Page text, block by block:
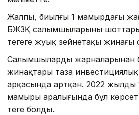
Жалпы, биылғы 1 мамырдағы
БЖЗҚ салымшыларының
теңгеге жуық зейнетақы жинағы
Салымшылардың жарналарынан
жинақтары таза инвестициялық
арқасында артқан. 2022 жылдың
мамыры аралығында бұл
теңге болды.